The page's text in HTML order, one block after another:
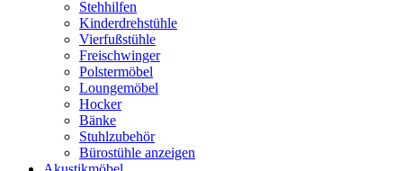
Stehhilfen
Kinderdrehstühle
Vierfußstühle
Freischwinger
Polstermöbel
Loungemöbel
Hocker
Bänke
Stuhlzubehör
Bürostühle anzeigen